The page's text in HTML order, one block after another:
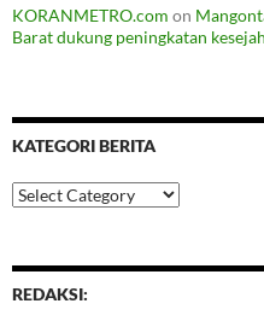
KORANMETRO.com on
Barat dukung peningkatan
KATEGORI BERITA
Kategori
Berita
REDAKSI: